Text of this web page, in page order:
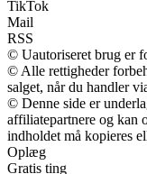
TikTok
Mail
RSS
© Uautoriseret brug er
© Alle rettigheder
salget, når du handler
© Denne side er
affiliatepartnere og kan
indholdet må kopieres
Oplæg
Gratis ting